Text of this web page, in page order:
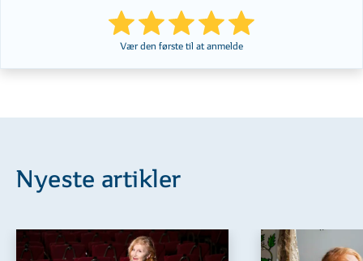
Vær den første til at anmelde
Nyeste artikler